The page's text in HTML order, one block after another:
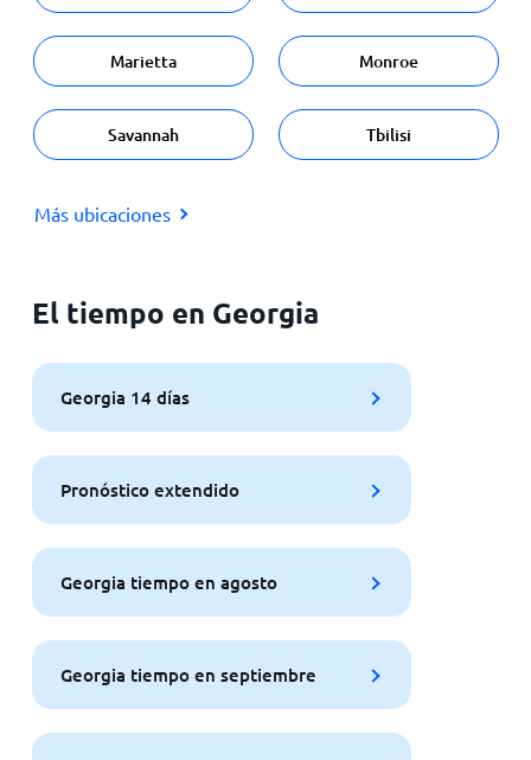
Marietta Monroe
Savannah Tbilisi
Más ubicaciones
El tiempo en Georgia
Georgia 14 días
Pronóstico extendido
Georgia tiempo en agosto
Georgia tiempo en septiembre